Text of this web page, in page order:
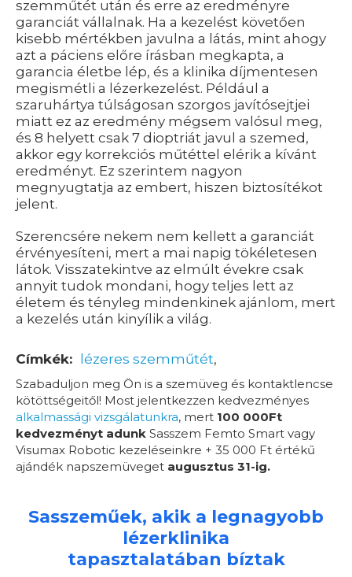
szemműtét után és erre az eredményre
garanciát vállalnak. Ha a kezelést követően
kisebb mértékben javulna a látás, mint ahogy
azt a páciens előre írásban megkapta, a
garancia életbe lép, és a klinika díjmentesen
megismétli a lézerkezelést. Például a
szaruhártya túlságosan szorgos javítósejtjei
miatt ez az eredmény mégsem valósul meg,
és 8 helyett csak 7 dioptriát javul a szemed,
akkor egy korrekciós műtéttel elérik a kívánt
eredményt. Ez szerintem nagyon
megnyugtatja az embert, hiszen biztosítékot
jelent.
Szerencsére nekem nem kellett a garanciát
érvényesíteni, mert a mai napig tökéletesen
látok. Visszatekintve az elmúlt évekre csak
annyit tudok mondani, hogy teljes lett az
életem és tényleg mindenkinek ajánlom, mert
a kezelés után kinyílik a világ.
Címkék: lézeres szemműtét
Szabaduljon meg Ön is a szemüveg és kontaktlencse
kötöttségeitől! Most jelentkezzen kedvezményes
alkalmassági vizsgálatunkra, mert 100 000Ft
kedvezményt adunk Sasszem Femto Smart vagy
Visumax Robotic kezeléseinkre + 35 000 Ft értékű
ajándék napszemüveget augusztus 31-ig.
Sasszeműek, akik a legnagyobb
lézerklinika
tapasztalatában bíztak